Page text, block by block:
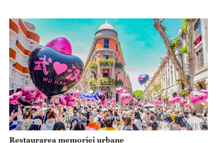
Restaurarea memoriei urbane